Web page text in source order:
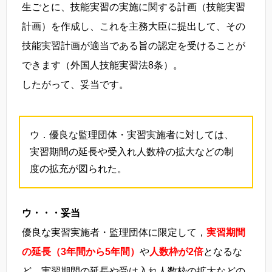
生ごとに、技能実習の実施に関する計画（技能実習
計画）を作成し、これを主務大臣に提出して、その
技能実習計画が適当である旨の認定を受けることが
できます（外国人技能実習法8条）。
したがって、妥当です。
ウ．優良な監理団体・実習実施者に対しては、
実習期間の延長や受入れ人数枠の拡大などの制
度の拡充が図られた。
ウ・・・妥当
優良な実習実施者・監理団体に限定して， 実習期間
の延長（3年間から5年間） や人数枠が2倍となるな